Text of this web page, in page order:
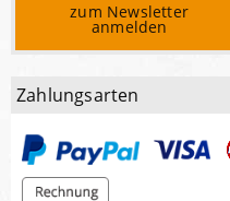
zum Newsletter
anmelden
Zahlungsarten